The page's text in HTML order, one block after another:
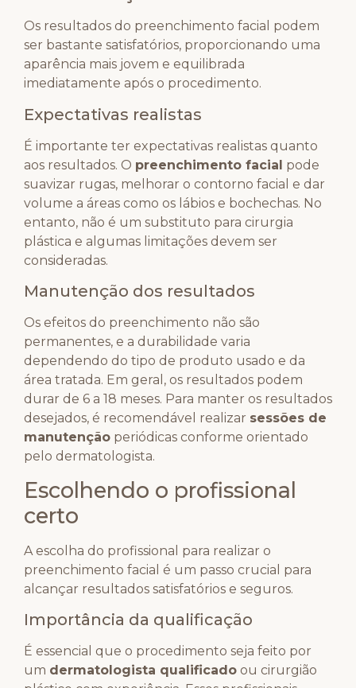
Os resultados do preenchimento facial podem
ser bastante satisfatórios, proporcionando uma
aparência mais jovem e equilibrada
imediatamente após o procedimento.
Expectativas realistas
É importante ter expectativas realistas quanto
aos resultados. O preenchimento facial pode
suavizar rugas, melhorar o contorno facial e dar
volume a áreas como os lábios e bochechas. No
entanto, não é um substituto para cirurgia
plástica e algumas limitações devem ser
consideradas.
Manutenção dos resultados
Os efeitos do preenchimento não são
permanentes, e a durabilidade varia
dependendo do tipo de produto usado e da
área tratada. Em geral, os resultados podem
durar de 6 a 18 meses. Para manter os resultados
desejados, é recomendável realizar sessões de
manutenção periódicas conforme orientado
pelo dermatologista.
Escolhendo o profissional
certo
A escolha do profissional para realizar o
preenchimento facial é um passo crucial para
alcançar resultados satisfatórios e seguros.
Importância da qualificação
É essencial que o procedimento seja feito por
um dermatologista qualificado ou cirurgião